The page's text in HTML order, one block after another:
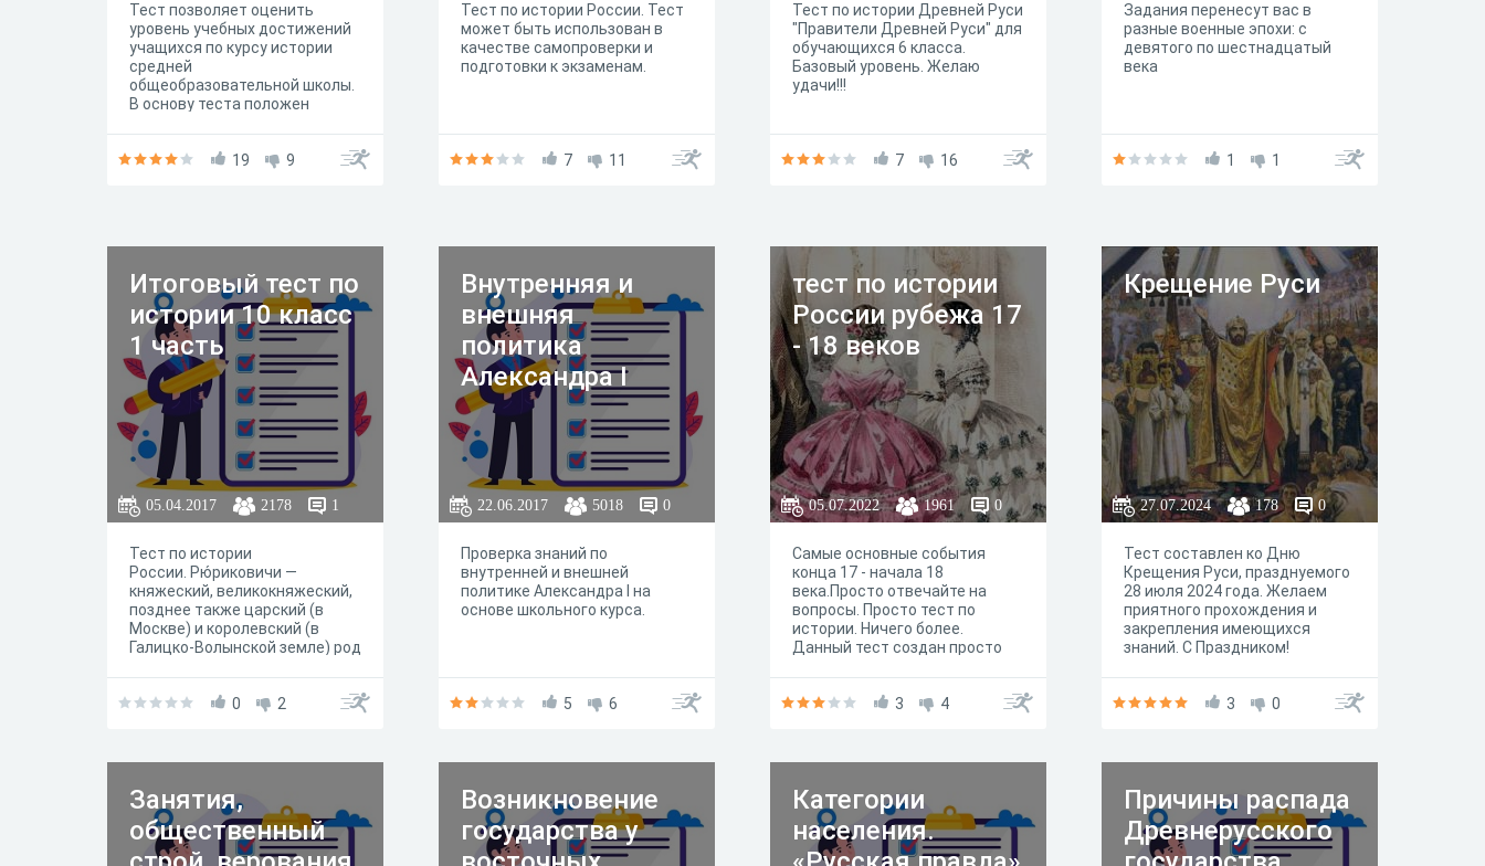
Тест позволяет оценить
уровень учебных достижений
учащихся по курсу истории
средней
общеобразовательной школы.
В основу теста положен
19
9
Тест по истории России. Тест
может быть использован в
качестве самопроверки и
подготовки к экзаменам.
7 11
Тест по истории Древней Руси
"Правители Древней Руси" для
обучающихся 6 класса.
Базовый уровень. Желаю
удачи!!!
7 16
Задания перенесут вас в
разные военные эпохи: с
девятого по шестнадцатый
века
1 1
Итоговый тест по
истории 10 класс
1 часть
05.04.2017 2178 1
Тест по истории
России. Рю́риковичи —
княжеский, великокняжеский,
позднее также царский (в
Москве) и королевский (в
Галицко-Волынской земле) род
Руси, раздробившийся с
Большинство
Руси (Древнерусского
государства) и
образовавшихся после её
распада русских
0 2
Внутренняя и
внешняя
политика
Александра I
22.06.2017 5018 0
Проверка знаний по
внутренней и внешней
политике Александра I на
основе школьного курса.
5 6
тест по истории
России рубежа 17
- 18 веков
05.07.2022 1961 0
Самые основные события
конца 17 - начала 18
века.Просто отвечайте на
вопросы. Просто тест по
истории. Ничего более.
Данный тест создан просто
что примерно происходило в
без подробностей. Справится
играющий в бравл старс.
После прохождения вы
увидите процент праильных
ответов но без сертификата
3 4
Крещение Руси
27.07.2024 178 0
Тест составлен ко Дню
Крещения Руси, празднуемого
28 июля 2024 года. Желаем
приятного прохождения и
закрепления имеющихся
знаний. С Праздником!
3 0
Занятия,
общественный
Возникновение
государства у
Категории
населения.
Причины распада
Древнерусского